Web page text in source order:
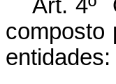
Art. 4º
composto
entidades: